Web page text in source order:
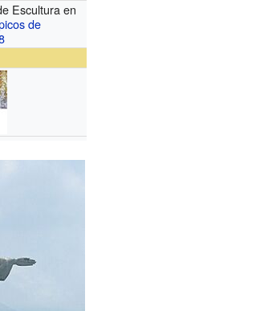
Escultura en
de